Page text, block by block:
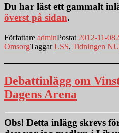
Du har läst ett gammalt
överst på sidan.
Författare adminPostat 2012-11-08
OmsorgTaggarLSS, Tidningen NU
Debattinlägg om
Dagens Arena
Obs! Detta inlägg skrevs